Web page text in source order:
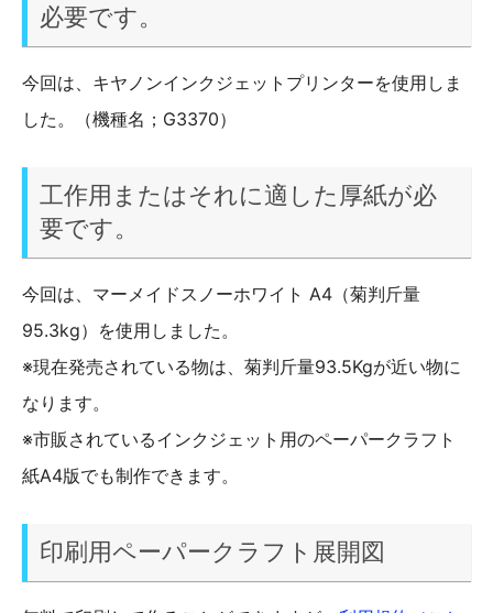
必要です。
今回は、キヤノンインクジェットプリンターを使用しま
した。（機種名；G3370）
工作用またはそれに適した厚紙が必
要です。
今回は、マーメイドスノーホワイト A4（菊判斤量
95.3kg）を使用しました。
※現在発売されている物は、菊判斤量93.5Kgが近い物に
なります。
※市販されているインクジェット用のペーパークラフト
紙A4版でも制作できます。
印刷用ペーパークラフト展開図